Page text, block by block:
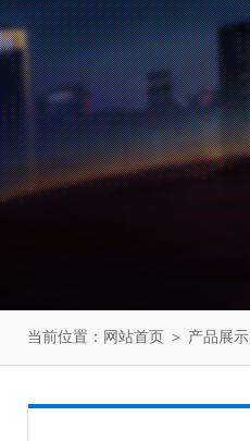
当前位置： 网站首页 ＞ 产品展示